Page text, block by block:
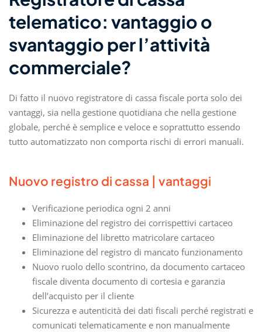
telematico: vantaggio o
svantaggio per l’attività
commerciale?
Di fatto il nuovo registratore di cassa fiscale porta solo dei
vantaggi, sia nella gestione quotidiana che nella gestione
globale, perché è semplice e veloce e soprattutto essendo
tutto automatizzato non comporta rischi di errori manuali.
Nuovo registro di cassa | vantaggi
Verificazione periodica ogni 2 anni
Eliminazione del registro dei corrispettivi cartaceo
Eliminazione del libretto matricolare cartaceo
Eliminazione del registro di mancato funzionamento
Nuovo ruolo dello scontrino, da documento cartaceo
fiscale diventa documento di cortesia e garanzia
dell’acquisto per il cliente
Sicurezza e autenticità dei dati fiscali perché registrati e
comunicati telematicamente e non manualmente